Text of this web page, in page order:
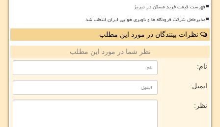
فهرست قیمت خرید مسکن در تبریز
مدیرعامل شرکت فرودگاه ها و ناوبری هوایی ایران انتخاب شد
نظرات بینندگان در مورد این مطلب
نظر شما در مورد این مطلب
نام:
ایمیل:
نظر: